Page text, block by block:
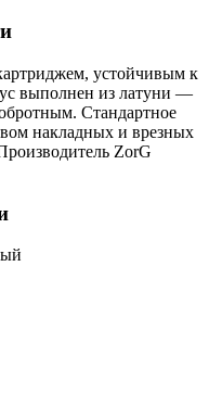
устойчивым к
выполнен из латуни —
Стандартное
накладных и врезных
ZorG